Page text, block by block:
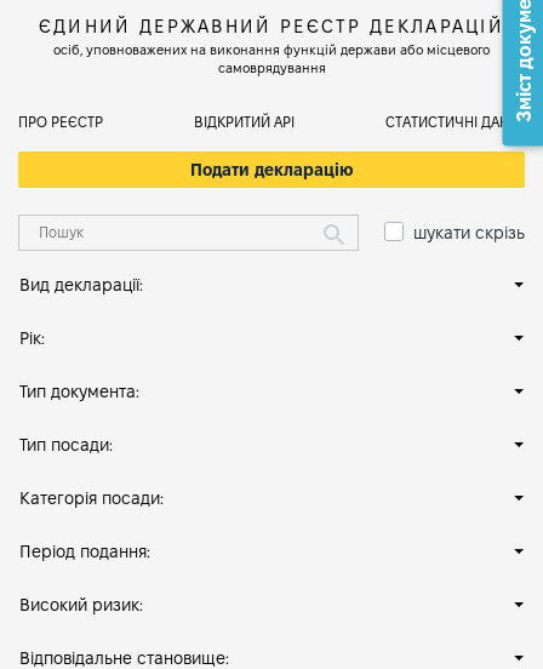
ЄДИНИЙ ДЕРЖАВНИЙ РЕЄСТР ДЕКЛАРАЦІЙ
осіб, уповноважених на виконання функцій держави або місцевого
самоврядування
ПРО РЕЄСТР ВІДКРИТИЙ АРІ СТАТИСТИЧНІ ДАНІ
Подати декларацію
шукати скрізь
Вид декларації:
Рік:
Тип документа:
Тип посади:
Категорія посади:
Період подання:
Високий ризик:
Відповідальне становище:
Зміст документа